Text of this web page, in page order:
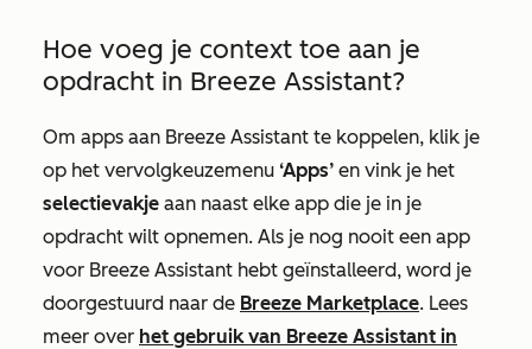
Hoe voeg je context toe aan je
opdracht in Breeze Assistant?
Om apps aan Breeze Assistant te koppelen, klik je
op het vervolgkeuzemenu ‘Apps’ en vink je het
selectievakje aan naast elke app die je in je
opdracht wilt opnemen. Als je nog nooit een app
voor Breeze Assistant hebt geïnstalleerd, word je
doorgestuurd naar de Breeze Marketplace. Lees
meer over het gebruik van Breeze Assistant in